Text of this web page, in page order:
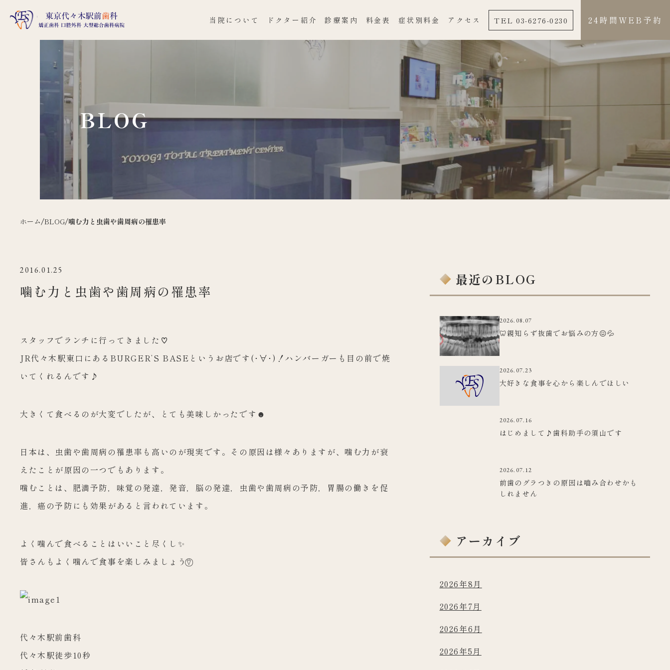
当院について ドクター紹介 診療案内 料金表 症状別料金 アクセス TEL 03-6276-0230 24時間WEB予約
BLOG
ホーム/BLOG/噛む力と虫歯や歯周病の罹患率
2016.01.25
噛む力と虫歯や歯周病の罹患率
スタッフでランチに行ってきました♡
JR代々木駅東口にあるBURGER’S BASEというお店です(･∀･)！ハンバーガーも目の前で焼
いてくれるんです♪
大きくて食べるのが大変でしたが、とても美味しかったです☻
日本は、虫歯や歯周病の罹患率も高いのが現実です。 その原因は様々ありますが、 噛む力が衰
えたことが原因の一つでもあります。
噛むことは、肥満予防，味覚の発達，発音，脳の発達， 虫歯や歯周病の予防，胃腸の働きを促
進， 癌の予防にも効果があると言われています。
よく噛んで食べることはいいこと尽くし✨
皆さんもよく噛んで食事を楽しみましょう⍢⃝
代々木駅前歯科
代々木駅徒歩10秒
最近のBLOG
2026.08.07
🦷親知らず抜歯でお悩みの方😖💦
2026.07.23
大好きな食事を心から楽しんでほしい
2026.07.16
はじめまして♪歯科助手の須山です
2026.07.12
前歯のグラつきの原因は嚙み合わせかも
しれません
アーカイブ
2026年8月
2026年7月
2026年6月
2026年5月